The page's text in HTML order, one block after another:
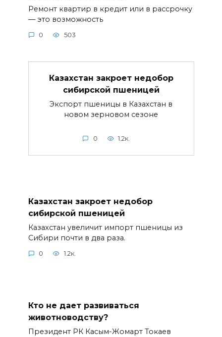
Ремонт квартир в кредит или в рассрочку
— это возможность
0 503
Казахстан закроет недобор
сибирской пшеницей
Экспорт пшеницы в Казахстан в
новом зерновом сезоне
0 1.2к.
Казахстан закроет недобор
сибирской пшеницей
Казахстан увеличит импорт пшеницы из
Сибири почти в два раза.
0 1.2к.
Кто не дает развиваться
животноводству?
Президент РК Касым-Жомарт Токаев